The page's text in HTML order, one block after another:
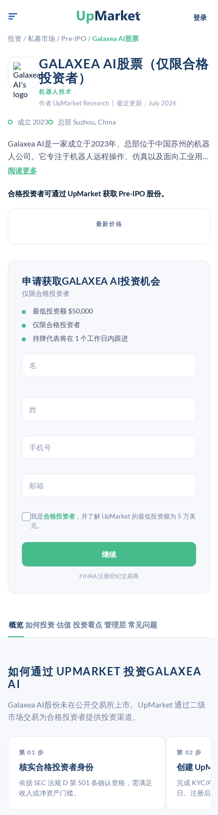
登录
投资 / 私募市场 / Pre-IPO / Galaxea AI股票
GALAXEA AI股票（仅限合格
投资者）
机器人技术
作者 UpMarket Research | 最近更新：July 2026
成立 2023 总部 Suzhou, China
Galaxea AI是一家成立于2023年、总部位于中国苏州的机器
人公司。它专注于机器人远程操作、仿真以及面向工业用途
的智能机器人系统。
阅读更多
合格投资者可通过 UpMarket 获取 Pre-IPO 股份。
最新价格
申请获取GALAXEA AI投资机会
仅限合格投资者
最低投资额 $50,000
仅限合格投资者
持牌代表将在 1 个工作日内跟进
我是合格投资者 ，并了解 UpMarket 的最低投资额为 5 万美
元。
继续
FINRA 注册经纪交易商
概览 如何投资 估值 投资看点 管理层 常见问题
如何通过 UPMARKET 投资GALAXEA
AI
Galaxea AI股份未在公开交易所上市。UpMarket 通过二级
市场交易为合格投资者提供投资渠道。
第 01 步
核实合格投资者身份
依据 SEC 法规 D 第 501 条确认资格，需满足
收入或净资产门槛。
第 02 步
创建
完成 KYC/
日。注册后